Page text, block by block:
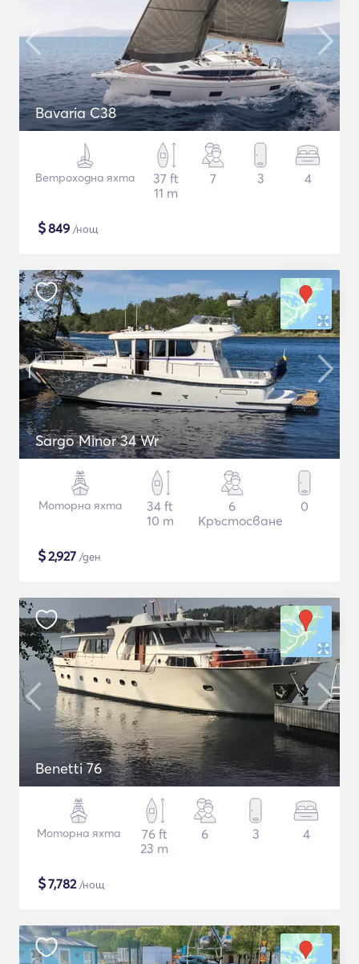
Bavaria C38
Ветроходна яхта
37 ft
11 m
7 3 4
$849 /нощ
Sargo Minor 34 Wr
Моторна яхта
34 ft
10 m
6
Кръстосване
0
$2,927 /ден
Benetti 76
Моторна яхта
76 ft
23 m
6 3 4
$7,782/нощ